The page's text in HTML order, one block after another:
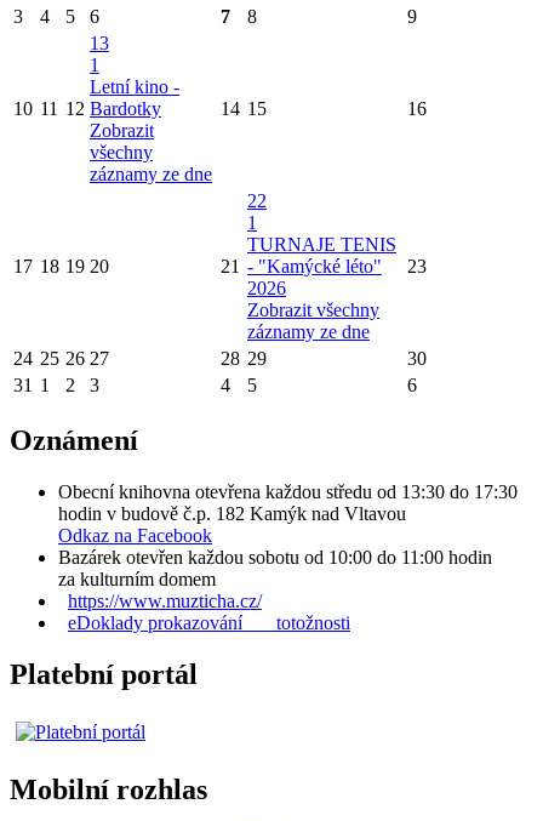
3 4 5 6 7 8 9
10 11 12
13
1
Letní kino -
Bardotky
Zobrazit
všechny
záznamy ze dne
14 15 16
17 18 19 20 21
22
1
TURNAJE TENIS
- "Kamýcké léto"
2026
Zobrazit všechny
záznamy ze dne
23
24 25 26 27 28 29
30
31 1 2 3 4 5 6
Oznámení
Obecní knihovna otevřena každou středu od 13:30 do 17:30
hodin v budově č.p. 182 Kamýk nad Vltavou
Odkaz na Facebook
Bazárek otevřen každou sobotu od 10:00 do 11:00 hodin
za kulturním domem
https://www.muzticha.cz/
eDoklady prokazování totožnosti
Platební portál
Mobilní rozhlas